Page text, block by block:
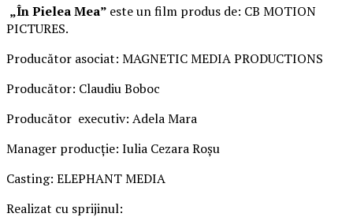
„În Pielea Mea” este un film produs de: CB MOTION
PICTURES.
Producător asociat: MAGNETIC MEDIA PRODUCTIONS
Producător: Claudiu Boboc
Producător executiv: Adela Mara
Manager producție: Iulia Cezara Roșu
Casting: ELEPHANT MEDIA
Realizat cu sprijinul: